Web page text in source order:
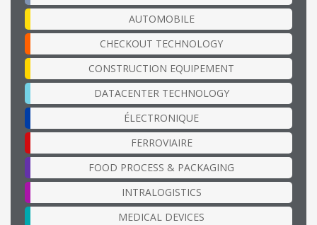
AUTOMOBILE
CHECKOUT TECHNOLOGY
CONSTRUCTION EQUIPEMENT
DATACENTER TECHNOLOGY
ÉLECTRONIQUE
FERROVIAIRE
FOOD PROCESS & PACKAGING
INTRALOGISTICS
MEDICAL DEVICES